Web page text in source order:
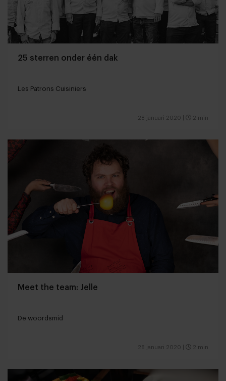
25 sterren onder één dak
Les Patrons Cuisiniers
28 januari 2020 2 min
Meet the team: Jelle
De woordsmid
28 januari 2020 2 min